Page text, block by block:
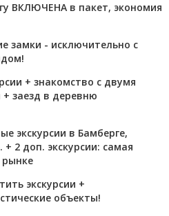
ВКЛЮЧЕНА в пакет, экономия
замки - исключительно с
+ знакомство с двумя
заезд в деревню
экскурсии в Бамберге,
2 доп. экскурсии: самая
рынке
экскурсии +
объекты!